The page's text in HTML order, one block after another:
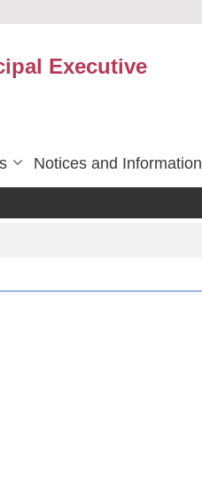
Executive
Notices and Information